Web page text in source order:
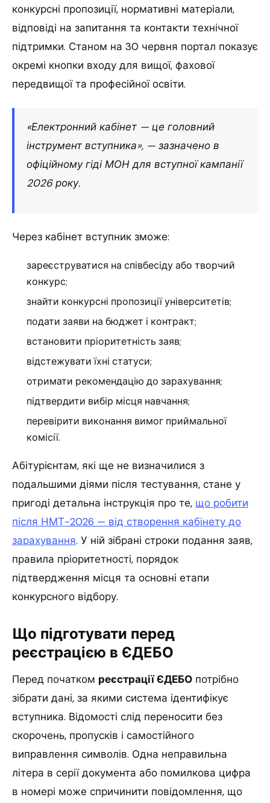
конкурсні пропозиції, нормативні матеріали,
відповіді на запитання та контакти технічної
підтримки. Станом на 30 червня портал показує
окремі кнопки входу для вищої, фахової
передвищої та професійної освіти.
«Електронний кабінет — це головний
інструмент вступника», — зазначено в
офіційному гіді МОН для вступної кампанії
2026 року.
Через кабінет вступник зможе:
зареєструватися на співбесіду або творчий
конкурс;
знайти конкурсні пропозиції університетів;
подати заяви на бюджет і контракт;
встановити пріоритетність заяв;
відстежувати їхні статуси;
отримати рекомендацію до зарахування;
підтвердити вибір місця навчання;
перевірити виконання вимог приймальної
комісії.
Абітурієнтам, які ще не визначилися з
подальшими діями після тестування, стане у
пригоді детальна інструкція про те, що робити
після НМТ-2026 — від створення кабінету до
зарахування. У ній зібрані строки подання заяв,
правила пріоритетності, порядок
підтвердження місця та основні етапи
конкурсного відбору.
Що підготувати перед
реєстрацією в ЄДЕБО
Перед початком реєстрації ЄДЕБО потрібно
зібрати дані, за якими система ідентифікує
вступника. Відомості слід переносити без
скорочень, пропусків і самостійного
виправлення символів. Одна неправильна
літера в серії документа або помилкова цифра
в номері може спричинити повідомлення, що